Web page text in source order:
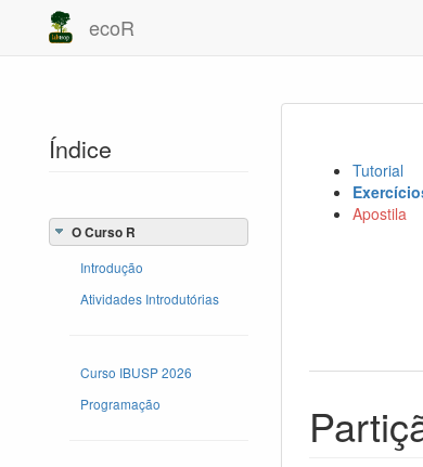
ecoR
Índice
O Curso R
Introdução
Atividades Introdutórias
Curso IBUSP 2026
Programação
Tutorial
Apostila